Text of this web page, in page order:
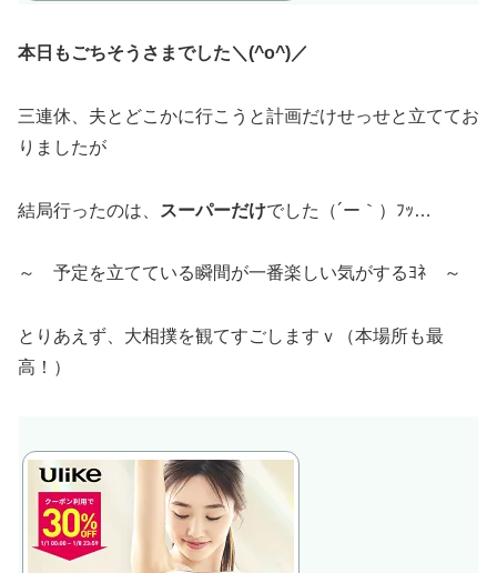
本日もごちそうさまでした＼(^o^)／
三連休、夫とどこかに行こうと計画だけせっせと立ててお
りましたが
結局行ったのは、 スーパーだけでした（´ー｀）ﾌｯ…
～ 予定を立てている瞬間が一番楽しい気がするﾖﾈ ～
とりあえず、大相撲を観てすごしますｖ（本場所も最
高！）